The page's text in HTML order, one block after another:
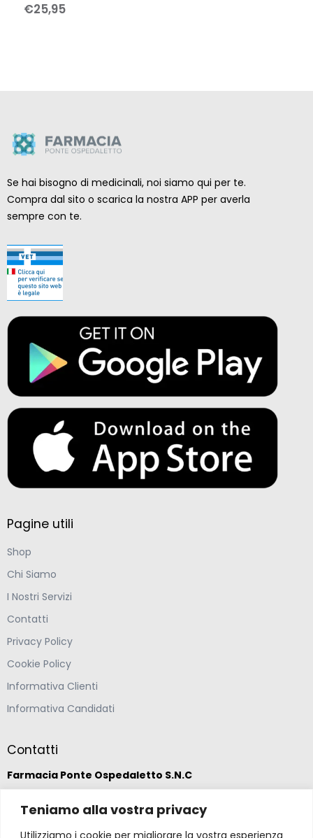
Teniamo alla vostra privacy
Utilizziamo i cookie per migliorare la vostra esperienza
€25,95
Se hai bisogno di medicinali, noi siamo qui per te.
Compra dal sito o scarica la nostra APP per averla
sempre con te.
Pagine utili
Shop
Chi Siamo
I Nostri Servizi
Contatti
Privacy Policy
Cookie Policy
Informativa Clienti
Informativa Candidati
Contatti
Farmacia Ponte Ospedaletto S.N.C
Via della Solidarietà 2,
47020 Longiano, Forlì-Cesena